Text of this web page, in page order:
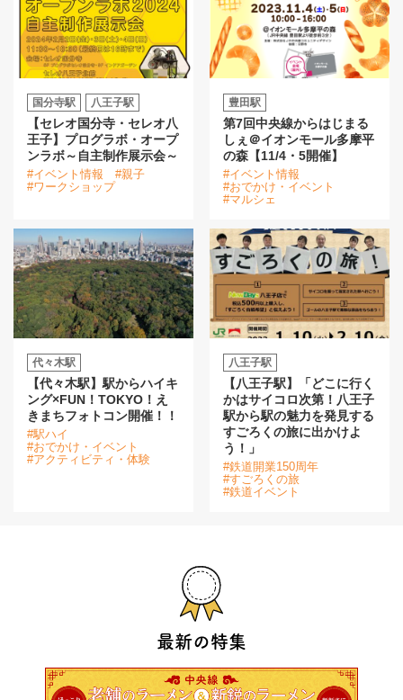
最新の特集
国分寺駅 八王子駅
【セレオ国分寺・セレオ八
王子】プログラボ・オープ
ンラボ～自主制作展示会～
#イベント情報
#親子
#ワークショップ
豊田駅
第7回中央線からはじまる
しぇ＠イオンモール多摩平
の森【11/4・5開催】
#イベント情報
#おでかけ・イベント
#マルシェ
代々木駅
【代々木駅】駅からハイキ
ング×FUN！TOKYO！え
きまちフォトコン開催！！
#駅ハイ
#おでかけ・イベント
#アクティビティ・体験
八王子駅
【八王子駅】「どこに行く
かはサイコロ次第！八王子
駅から駅の魅力を発見する
すごろくの旅に出かけよ
う！」
#鉄道開業150周年
#すごろくの旅
#鉄道イベント